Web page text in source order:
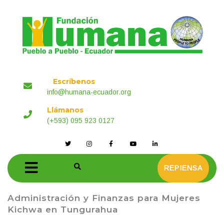
Escríbenos
info@humana-ecuador.org
Llámanos
(+593) 095 923 0127
REPIENSA
Administración y Finanzas para Mujeres
Kichwa en Tungurahua